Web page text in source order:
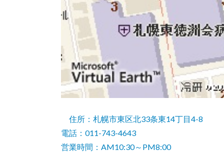
住所：札幌市東区北33条東14丁目4-8
電話：011-743-4643
営業時間：AM10:30～PM8:00